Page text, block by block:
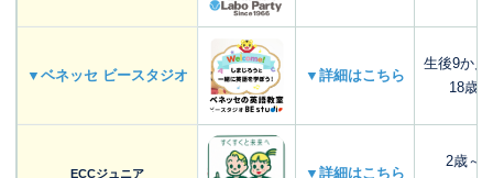
▼ベネッセ ビースタジオ ▼詳細はこちら
生後9か月
18歳
ECCジュニア ▼詳細はこちら
2歳～